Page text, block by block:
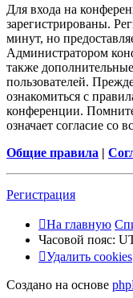
Для входа на
зарегистрированы.
минут, но
Администратором
также
пользователей.
ознакомиться с
конференции.
означает согласие со
Общие правила |
Регистрация
На главную
Часовой пояс:
Удалить cookies
Создано на основе